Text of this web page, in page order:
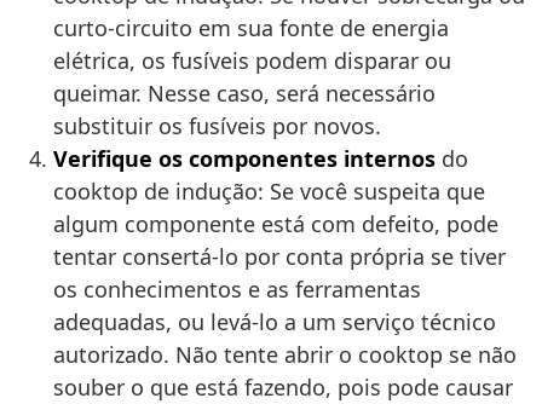
curto-circuito em sua fonte de energia
elétrica, os fusíveis podem disparar ou
queimar. Nesse caso, será necessário
substituir os fusíveis por novos.
Verifique os componentes internos do
cooktop de indução: Se você suspeita que
algum componente está com defeito, pode
tentar consertá-lo por conta própria se tiver
os conhecimentos e as ferramentas
adequadas, ou levá-lo a um serviço técnico
autorizado. Não tente abrir o cooktop se não
souber o que está fazendo, pois pode causar